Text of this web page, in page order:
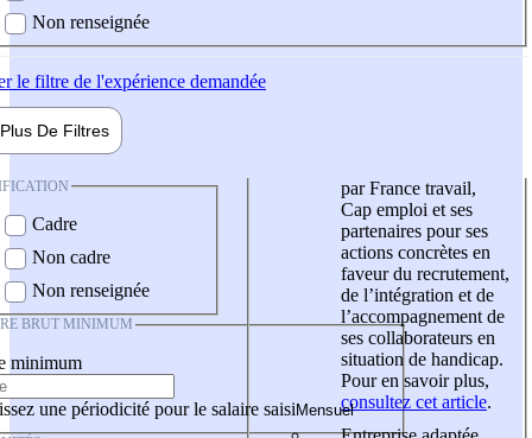
Non renseignée
le filtre de l'expérience demandée
Plus De Filtres
Cadre
Non cadre
Non renseignée
BRUT MINIMUM
minimum
une périodicité pour le salaire saisi
par France travail,
Cap emploi et ses
partenaires pour ses
actions concrètes en
faveur du recrutement,
de l’intégration et de
l’accompagnement de
ses collaborateurs en
situation de handicap.
Pour en savoir plus,
consultez cet article.